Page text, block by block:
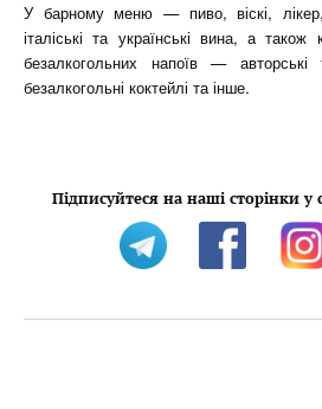
У барному меню — пиво, віскі, лікер,
італіські та українські вина, а також
безалкогольних напоїв — авторські
безалкогольні коктейлі та інше.
Підписуйтеся на наші сторінки у